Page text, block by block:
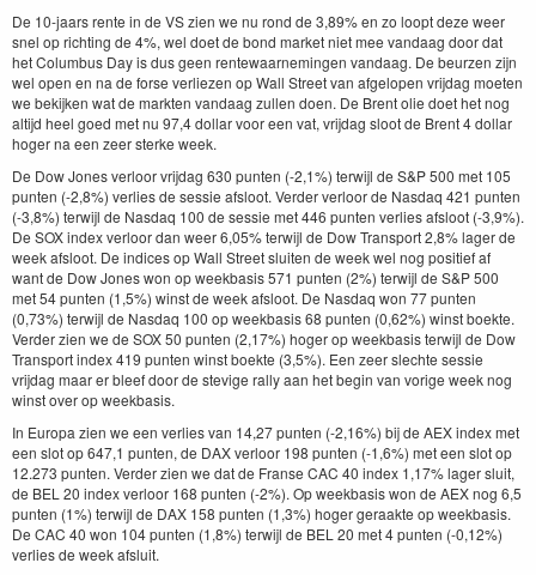
De 10-jaars rente in de VS zien we nu rond de 3,89% en zo loopt deze weer
snel op richting de 4%, wel doet de bond market niet mee vandaag door dat
het Columbus Day is dus geen rentewaarnemingen vandaag. De beurzen zijn
wel open en na de forse verliezen op Wall Street van afgelopen vrijdag moeten
we bekijken wat de markten vandaag zullen doen. De Brent olie doet het nog
altijd heel goed met nu 97,4 dollar voor een vat, vrijdag sloot de Brent 4 dollar
hoger na een zeer sterke week.
De Dow Jones verloor vrijdag 630 punten (-2,1%) terwijl de S&P 500 met 105
punten (-2,8%) verlies de sessie afsloot. Verder verloor de Nasdaq 421 punten
(-3,8%) terwijl de Nasdaq 100 de sessie met 446 punten verlies afsloot (-3,9%).
De SOX index verloor dan weer 6,05% terwijl de Dow Transport 2,8% lager de
week afsloot. De indices op Wall Street sluiten de week wel nog positief af
want de Dow Jones won op weekbasis 571 punten (2%) terwijl de S&P 500
met 54 punten (1,5%) winst de week afsloot. De Nasdaq won 77 punten
(0,73%) terwijl de Nasdaq 100 op weekbasis 68 punten (0,62%) winst boekte.
Verder zien we de SOX 50 punten (2,17%) hoger op weekbasis terwijl de Dow
Transport index 419 punten winst boekte (3,5%). Een zeer slechte sessie
vrijdag maar er bleef door de stevige rally aan het begin van vorige week nog
winst over op weekbasis.
In Europa zien we een verlies van 14,27 punten (-2,16%) bij de AEX index met
een slot op 647,1 punten, de DAX verloor 198 punten (-1,6%) met een slot op
12.273 punten. Verder zien we dat de Franse CAC 40 index 1,17% lager sluit,
de BEL 20 index verloor 168 punten (-2%). Op weekbasis won de AEX nog 6,5
punten (1%) terwijl de DAX 158 punten (1,3%) hoger geraakte op weekbasis.
De CAC 40 won 104 punten (1,8%) terwijl de BEL 20 met 4 punten (-0,12%)
verlies de week afsluit.